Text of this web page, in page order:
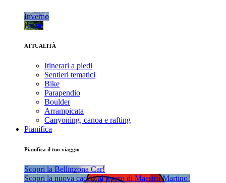
Inverno
Estate
ATTUALITÀ
Itinerari a piedi
Sentieri tematici
Bike
Parapendio
Boulder
Arrampicata
Canyoning, canoa e rafting
Pianifica
Pianifica il tuo viaggio
Scopri la Bellinzona Car!
Scopri la nuova caccia al tesoro di Maestro Martino!